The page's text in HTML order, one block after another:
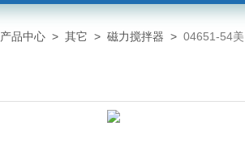
产品中心 > 其它 > 磁力搅拌器 > 04651-54